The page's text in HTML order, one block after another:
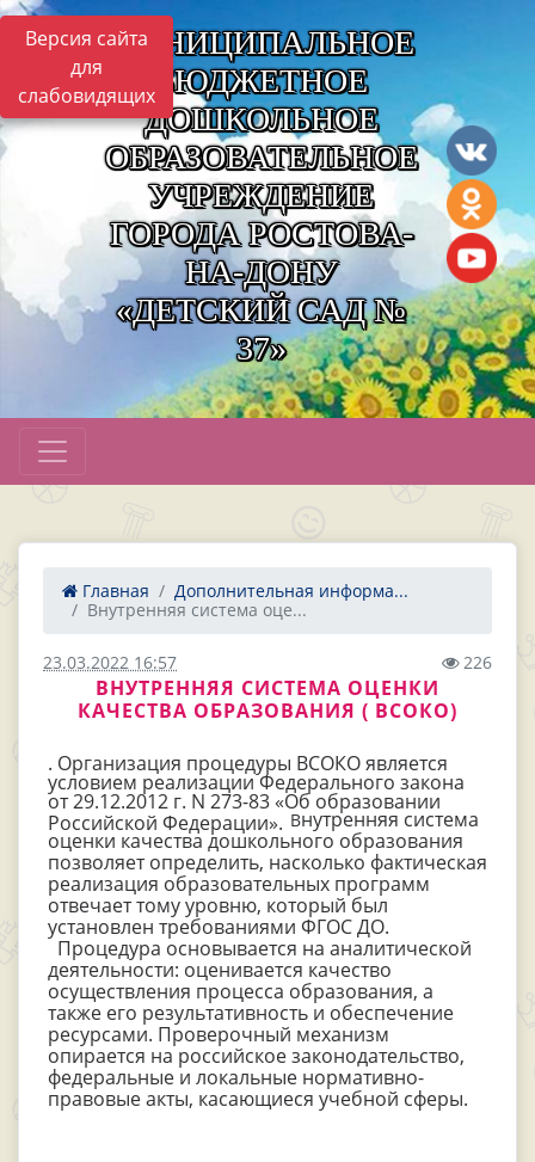
Версия сайта
для
слабовидящих
МУНИЦИПАЛЬНОЕ
БЮДЖЕТНОЕ
ДОШКОЛЬНОЕ
ОБРАЗОВАТЕЛЬНОЕ
УЧРЕЖДЕНИЕ
ГОРОДА РОСТОВА-
НА-ДОНУ
«ДЕТСКИЙ САД №
37»
Главная
Дополнительная информа...
Внутренняя система оце...
23.03.2022 16:57 226
ВНУТРЕННЯЯ СИСТЕМА ОЦЕНКИ
КАЧЕСТВА ОБРАЗОВАНИЯ ( ВСОКО)
. Организация процедуры ВСОКО является
условием реализации Федерального закона
от 29.12.2012 г. N 273-83 «Об образовании
Российской Федерации». Внутренняя система
оценки качества дошкольного образования
позволяет определить, насколько фактическая
реализация образовательных программ
отвечает тому уровню, который был
установлен требованиями ФГОС ДО.
Процедура основывается на аналитической
деятельности: оценивается качество
осуществления процесса образования, а
также его результативность и обеспечение
ресурсами. Проверочный механизм
опирается на российское законодательство,
федеральные и локальные нормативно-
правовые акты, касающиеся учебной сферы.